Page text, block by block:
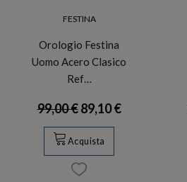
FESTINA
Orologio Festina
Uomo Acero Clasico
Ref…
99,00 €89,10 €
Acquista